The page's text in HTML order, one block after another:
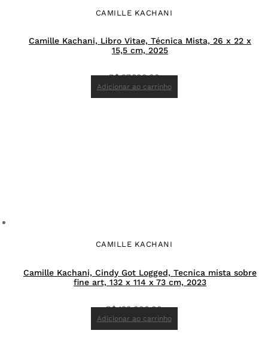
CAMILLE KACHANI
Camille Kachani, Libro Vitae, Técnica Mista, 26 x 22 x
15,5 cm, 2025
R$27.800,00
Adicionar ao carrinho
CAMILLE KACHANI
Camille Kachani, Cindy Got Logged, Tecnica mista sobre
fine art, 132 x 114 x 73 cm, 2023
R$120.000,00
Adicionar ao carrinho